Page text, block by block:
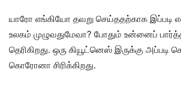
யாரோ எங்கியோ தவறு செய்ததற்காக இப்படி
உலகம் முழுவதுமேவா? போதும் உன்னைப்
தெரிகிறது. ஒரு கியூட்னெஸ் இருக்கு அப்படி
கொரோனா சிரிக்கிறது.